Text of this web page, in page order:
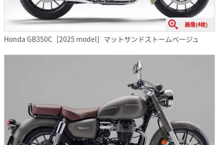
画像(4枚)
Honda GB350C［2025 model］マットサンドストームベージュ